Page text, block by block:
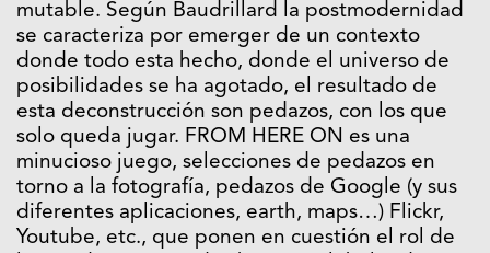
mutable. Según Baudrillard la postmodernidad
se caracteriza por emerger de un contexto
donde todo esta hecho, donde el universo de
posibilidades se ha agotado, el resultado de
esta deconstrucción son pedazos, con los que
solo queda jugar. FROM HERE ON es una
minucioso juego, selecciones de pedazos en
torno a la fotografía, pedazos de Google (y sus
diferentes aplicaciones, earth, maps…) Flickr,
Youtube, etc., que ponen en cuestión el rol de